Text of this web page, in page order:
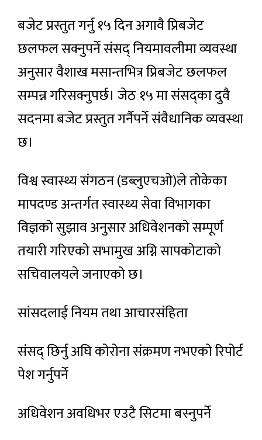
बजेट प्रस्तुत गर्नु १५ दिन अगावै प्रिबजेट
छलफल सक्नुपर्ने संसद् नियमावलीमा व्यवस्था
अनुसार वैशाख मसान्तभित्र प्रिबजेट छलफल
सम्पन्न गरिसक्नुपर्छ। जेठ १५ मा संसद्का दुवै
सदनमा बजेट प्रस्तुत गर्नैपर्ने संवैधानिक व्यवस्था
छ।
विश्व स्वास्थ्य संगठन (डब्लुएचओ)ले तोकेका
मापदण्ड अन्तर्गत स्वास्थ्य सेवा विभागका
विज्ञको सुझाव अनुसार अधिवेशनको सम्पूर्ण
तयारी गरिएको सभामुख अग्नि सापकोटाको
सचिवालयले जनाएको छ।
सांसदलाई नियम तथा आचारसंहिता
संसद् छिर्नु अघि कोरोना संक्रमण नभएको रिपोर्ट
पेश गर्नुपर्ने
अधिवेशन अवधिभर एउटै सिटमा बस्नुपर्ने